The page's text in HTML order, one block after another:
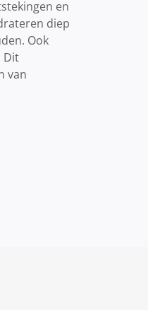
en
diep
Ook
Dit
van